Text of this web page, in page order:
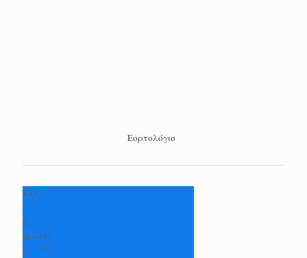
Εορτολόγιο
+33
°
C
H: +35°
L: +27°